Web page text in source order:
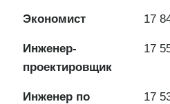
Экономист 17
Инженер-
проектировщик
17
Инженер по
17